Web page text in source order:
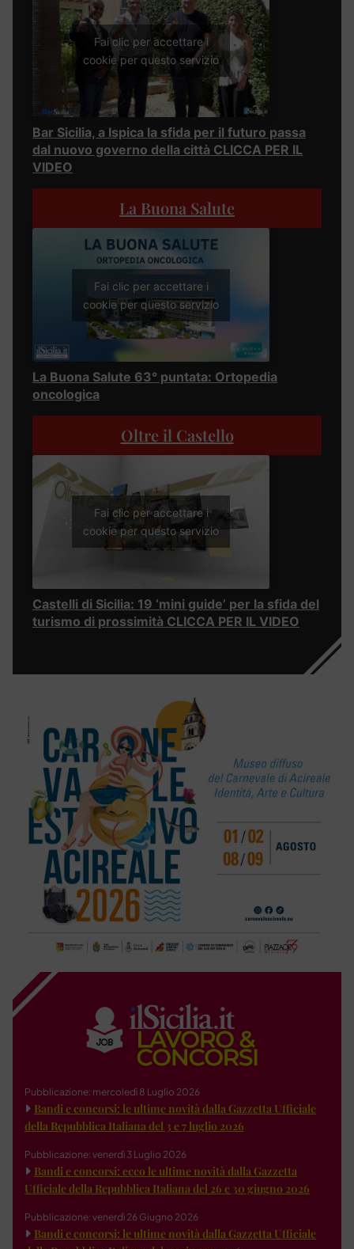
Fai clic per accettare i
cookie per questo servizio
Bar Sicilia, a Ispica la sfida per il futuro passa
dal nuovo governo della città CLICCA PER IL
VIDEO
La Buona Salute
Fai clic per accettare i
cookie per questo servizio
La Buona Salute 63° puntata: Ortopedia
oncologica
Oltre il Castello
Fai clic per accettare i
cookie per questo servizio
Castelli di Sicilia: 19 ‘mini guide’ per la sfida del
turismo di prossimità CLICCA PER IL VIDEO
Pubblicazione: mercoledì 8 Luglio 2026
Bandi e concorsi: le ultime novità dalla Gazzetta Ufficiale
della Repubblica Italiana del 3 e 7 luglio 2026
Pubblicazione: venerdì 3 Luglio 2026
Bandi e concorsi: ecco le ultime novità dalla Gazzetta
Ufficiale della Repubblica Italiana del 26 e 30 giugno 2026
Pubblicazione: venerdì 26 Giugno 2026
Bandi e concorsi: le ultime novità dalla Gazzetta Ufficiale